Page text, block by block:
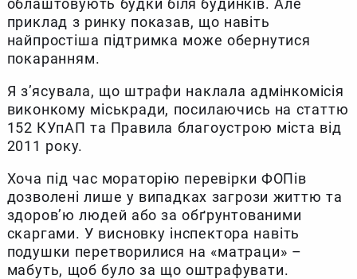
облаштовують будки біля будинків. Але
приклад з ринку показав, що навіть
найпростіша підтримка може обернутися
покаранням.
Я з’ясувала, що штрафи наклала адмінкомісія
виконкому міськради, посилаючись на статтю
152 КУпАП та Правила благоустрою міста від
2011 року.
Хоча під час мораторію перевірки ФОПів
дозволені лише у випадках загрози життю та
здоров’ю людей або за обґрунтованими
скаргами. У висновку інспектора навіть
подушки перетворилися на «матраци» –
мабуть, щоб було за що оштрафувати.